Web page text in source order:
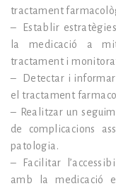
tractament
– Establir
la medicació a
tractament i
– Detectar i informar
el tractament
– Realitzar un
de complicacions
patologia.
– Facilitar
amb la medicació